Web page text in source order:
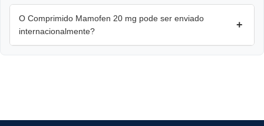
O Comprimido Mamofen 20 mg pode ser enviado
internacionalmente?
+